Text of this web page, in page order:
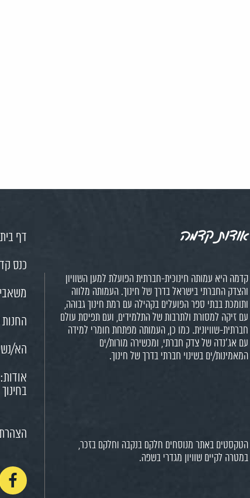
אודות קדמה
קדמה היא עמותה חינוכית-חברתית הפועלת למען השוויון
והצדק החברתי בישראל בדרך של חינוך. העמותה מלווה
ותומכת בבתי ספר הפועלים בקהילה עם רמת חינוך גבוהה,
עם זיקה למסורת ולתרבות של התלמידים, ועם תפיסת עולם
חברתית-שוויונית. כמו כן, העמותה מפתחת חומרי למידה
עם אג'נדה של צדק חברתי, ומכשירה מורות/ים
המאמינות/ים בשינוי חברתי בדרך של חינוך.
הטקסטים באתר מנוסחים חלקם בנקבה וחלקם בזכר,
במטרה לקיים שוויון מגדרי בשפה.
דף בית
כנס
הא/